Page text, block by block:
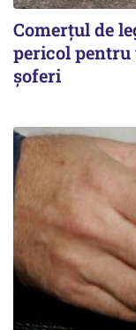
Comerțul de
pericol
șoferi